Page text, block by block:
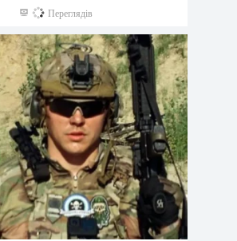
182 Переглядів